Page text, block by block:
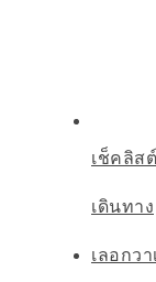
เช็คลิส
เดินทาง
เลอกว